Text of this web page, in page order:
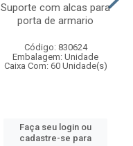
Suporte com alcas para
porta de armario
Código: 830624
Embalagem: Unidade
Caixa Com: 60 Unidade(s)
Faça seu login ou
cadastre-se para